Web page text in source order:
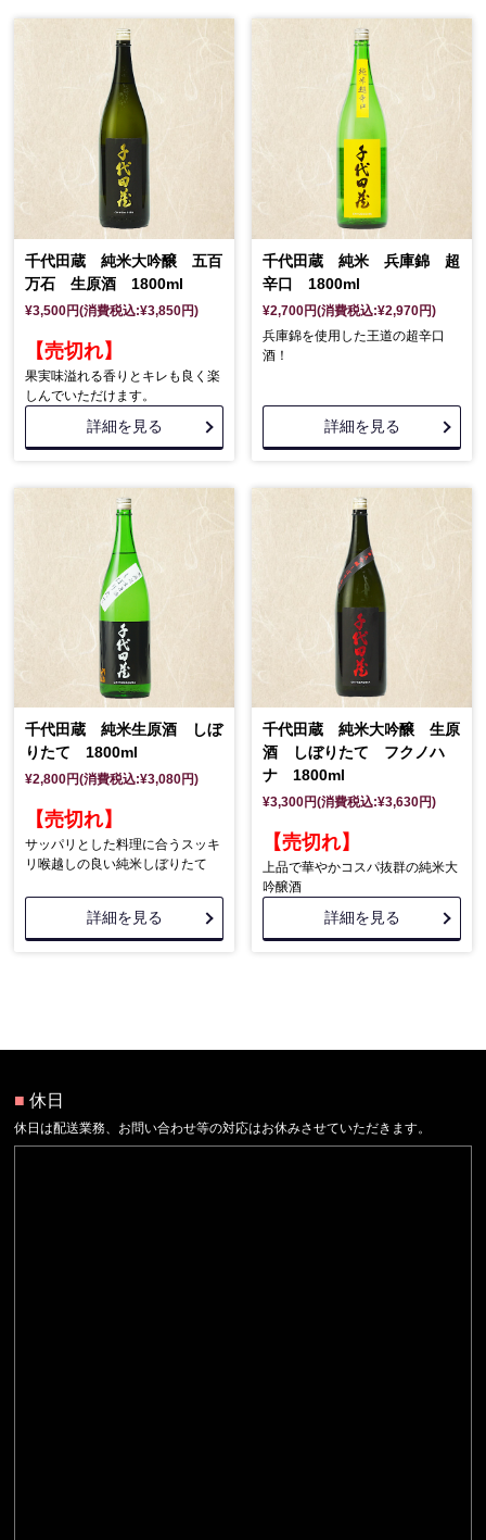
千代田蔵 純米大吟醸 五百
万石 生原酒 1800ml
¥3,500円(消費税込:¥3,850円)
【売切れ】
果実味溢れる香りとキレも良く楽
しんでいただけます。
詳細を見る
千代田蔵 純米 兵庫錦 超
辛口 1800ml
¥2,700円(消費税込:¥2,970円)
兵庫錦を使用した王道の超辛口
酒！
詳細を見る
千代田蔵 純米生原酒 しぼ
りたて 1800ml
¥2,800円(消費税込:¥3,080円)
【売切れ】
サッパリとした料理に合うスッキ
リ喉越しの良い純米しぼりたて
詳細を見る
千代田蔵 純米大吟醸 生原
酒 しぼりたて フクノハ
ナ 1800ml
¥3,300円(消費税込:¥3,630円)
【売切れ】
上品で華やかコスパ抜群の純米大
吟醸酒
詳細を見る
■ 休日
休日は配送業務、お問い合わせ等の対応はお休みさせていただきます。